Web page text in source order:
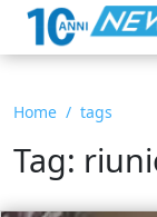
Home tags
Tag: